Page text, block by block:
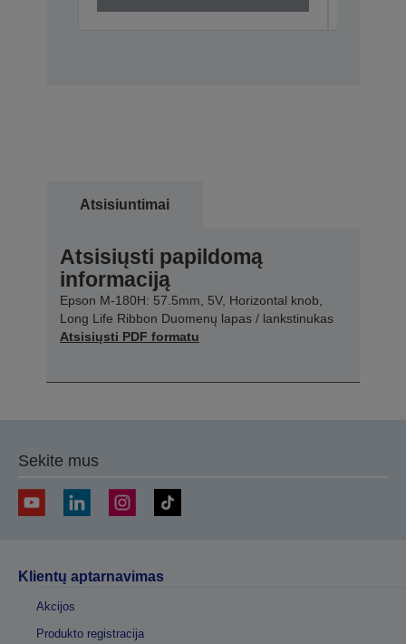
Atsisiuntimai
Atsisiųsti papildomą
informaciją
Epson M-180H: 57.5mm, 5V, Horizontal knob,
Long Life Ribbon Duomenų lapas / lankstinukas
Atsisiųsti PDF formatu
Sekite mus
Klientų aptarnavimas
Akcijos
Produkto registracija